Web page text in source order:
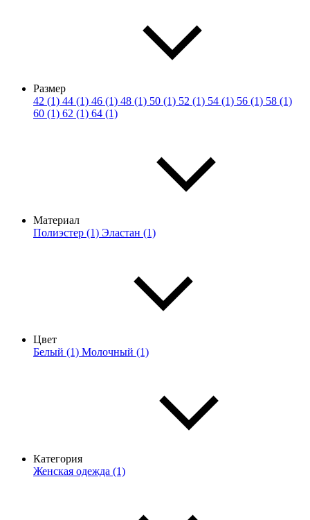
Размер
42 (1) 44 (1) 46 (1) 48 (1) 50 (1) 52 (1) 54 (1) 56 (1) 58 (1)
60 (1) 62 (1) 64 (1)
Материал
Полиэстер (1) Эластан (1)
Цвет
Белый (1) Молочный (1)
Категория
Женская одежда (1)